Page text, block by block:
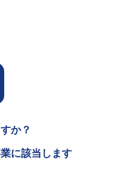
か？
に該当します